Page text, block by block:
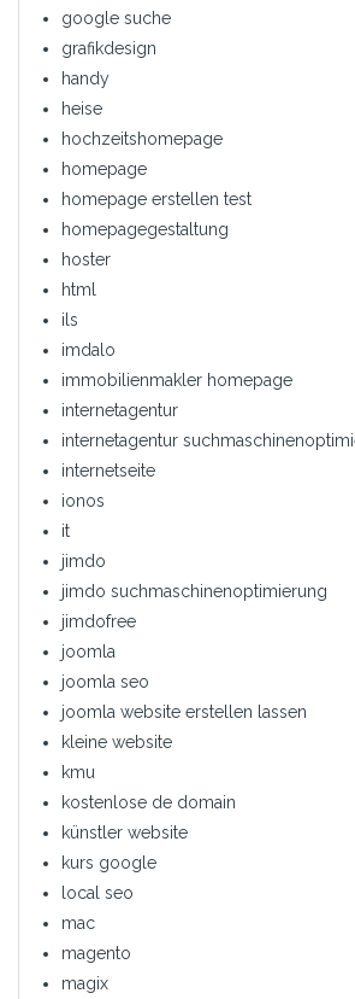
google suche
grafikdesign
handy
heise
hochzeitshomepage
homepage
homepage erstellen test
homepagegestaltung
hoster
html
ils
imdalo
immobilienmakler homepage
internetagentur
internetagentur
internetseite
ionos
it
jimdo
jimdo suchmaschinenoptimierung
jimdofree
joomla
joomla seo
joomla website erstellen lassen
kleine website
kmu
kostenlose de domain
künstler website
kurs google
local seo
mac
magento
magix